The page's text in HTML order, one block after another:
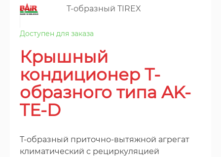
T-образный TIREX
Доступен для заказа
Крышный
кондиционер Т-
образного типа AK-
TE-D
Т-образный приточно-вытяжной агрегат
климатический с рециркуляцией